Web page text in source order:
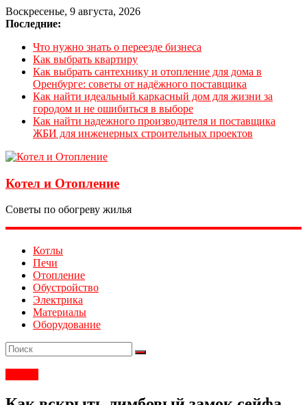
Воскресенье, 9 августа, 2026
Последние:
Что нужно знать о переезде бизнеса
Как выбрать квартиру
Как выбрать сантехнику и отопление для дома в
Оренбурге: советы от надёжного поставщика
Как найти идеальный каркасный дом для жизни за
городом и не ошибиться в выборе
Как найти надежного производителя и поставщика
ЖБИ для инженерных строительных проектов
Котел и Отопление
Советы по обогреву жилья
Котлы
Печи
Отопление
Обустройство
Электрика
Материалы
Оборудование